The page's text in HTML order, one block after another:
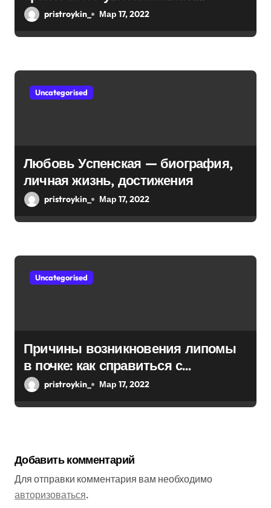
я
м
биография — выдающиеся
pristroykin_ Мар 17, 2022
Uncategorised
Любовь Успенская — биография,
личная жизнь, достижения
pristroykin_ Мар 17, 2022
Uncategorised
Причины возникновения липомы
в почке: как справиться с
болезнью
pristroykin_ Мар 17, 2022
Добавить комментарий
Для отправки комментария вам необходимо
авторизоваться.